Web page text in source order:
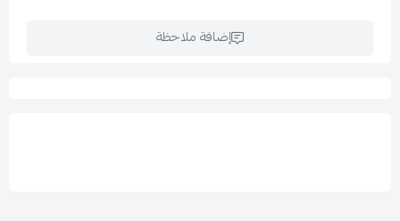
بالتأكيد، مع الغسيل الصحيح تحافظ على رونقها.
إضافة ملاحظة